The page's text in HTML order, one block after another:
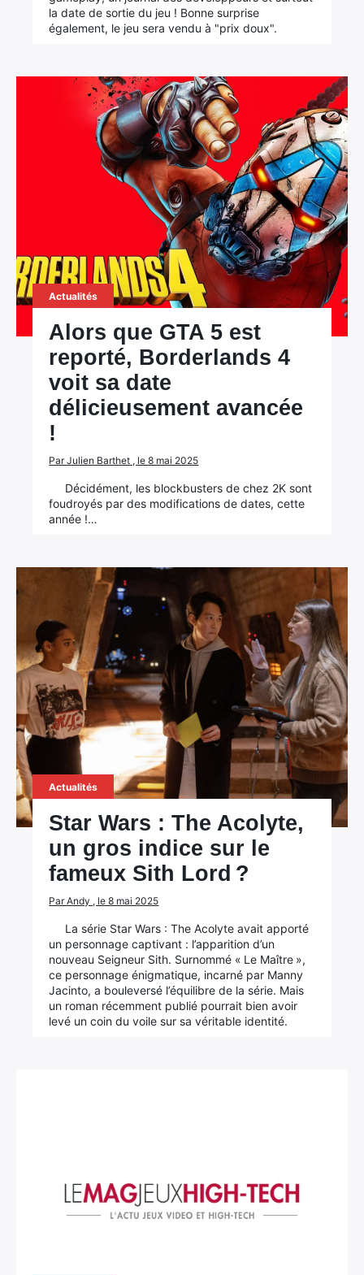
la date de sortie du jeu ! Bonne surprise
également, le jeu sera vendu à "prix doux".
Actualités
Alors que GTA 5 est
reporté, Borderlands 4
voit sa date
délicieusement avancée
!
Par Julien Barthet , le 8 mai 2025
Décidément, les blockbusters de chez 2K sont
foudroyés par des modifications de dates, cette
année !…
Actualités
Star Wars : The Acolyte,
un gros indice sur le
fameux Sith Lord ?
Par Andy , le 8 mai 2025
La série Star Wars : The Acolyte avait apporté
un personnage captivant : l’apparition d’un
nouveau Seigneur Sith. Surnommé « Le Maître »,
ce personnage énigmatique, incarné par Manny
Jacinto, a bouleversé l’équilibre de la série. Mais
un roman récemment publié pourrait bien avoir
levé un coin du voile sur sa véritable identité.